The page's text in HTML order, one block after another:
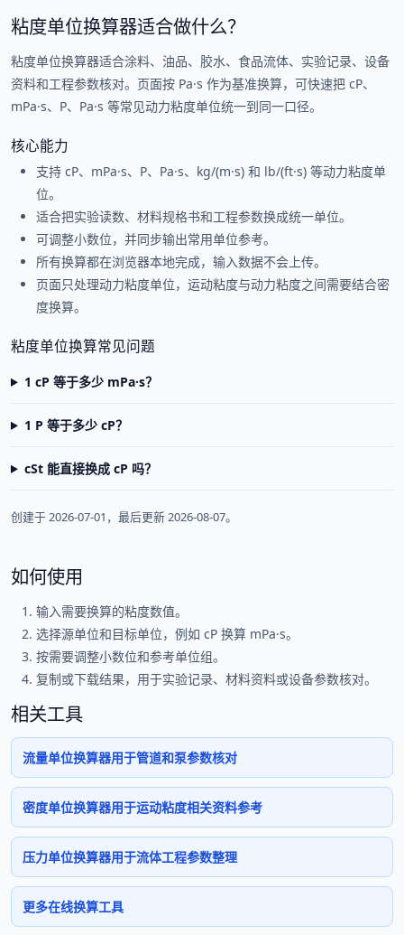
粘度单位换算器适合做什么？
粘度单位换算器适合涂料、油品、胶水、食品流体、实验记录、设备
资料和工程参数核对。页面按 Pa·s 作为基准换算，可快速把 cP、
mPa·s、P、Pa·s 等常见动力粘度单位统一到同一口径。
核心能力
支持 cP、mPa·s、P、Pa·s、kg/(m·s) 和 lb/(ft·s) 等动力粘度单
位。
适合把实验读数、材料规格书和工程参数换成统一单位。
可调整小数位，并同步输出常用单位参考。
所有换算都在浏览器本地完成，输入数据不会上传。
页面只处理动力粘度单位，运动粘度与动力粘度之间需要结合密
度换算。
粘度单位换算常见问题
1 cP 等于多少 mPa·s？
1 P 等于多少 cP？
cSt 能直接换成 cP 吗？
创建于 2026-07-01，最后更新 2026-08-07。
如何使用
输入需要换算的粘度数值。
选择源单位和目标单位，例如 cP 换算 mPa·s。
按需要调整小数位和参考单位组。
复制或下载结果，用于实验记录、材料资料或设备参数核对。
相关工具
流量单位换算器用于管道和泵参数核对
密度单位换算器用于运动粘度相关资料参考
压力单位换算器用于流体工程参数整理
更多在线换算工具